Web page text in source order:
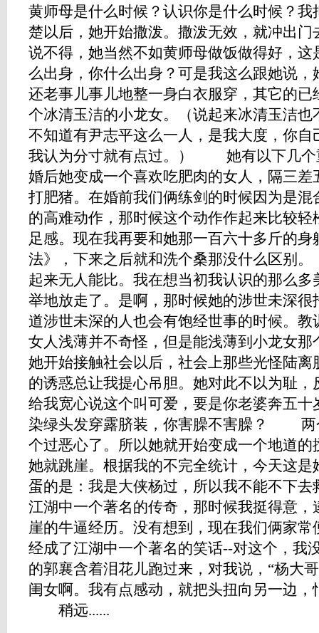
黄师母是什么时候？认识你是什么时候？
楚以后，她开始撒泼。撒泼无效，就冲出
说不得，她当然不如黄师母做饭做得好，
么出身，你什么出身？可是我这么跟她
还老事儿事儿地整一身白衣服穿，其它的
个冰清玉洁的小龙女。（说起来冰清玉洁
不知道有尹志平这么一人，是我大度，你
我认为分寸就有点过。） 她有以下几个
婚后她变成一个喜欢吃肥肉的女人，隔三
打肥猪。在婚前我们俩练剑的时候因为是
的高难动作，那时候这个动作作起来比较
足感。现在我再要和她那一百六十多斤的
法》，下来之后就和洗个桑那没什么区
起来无人能比。我在想当初我认识的那么
举地放走了。是啊，那时候她的涉世未深
道涉世未深的人也会有饱经世事的时候
女人浅薄并不奇怪，但是能浅薄到小龙女
她开始接触社会以后，社会上那些光怪陆
的诱惑总让我提心吊胆。她对此不以为耻
给我宽心说这个叫可爱，要是你老婆奔五
染绿头发穿露脐装，你害臊不害臊？ 两
个过恶心了。所以她就开始变成一个地道
她就跳崖。根据我的不完全统计，今天这
蛋的是：我是大侠杨过，所以我不能不下
江湖中一个著名的传奇，那时候我挺得意
崖的牛逼经历。没有想到，现在我们俩家
经成了江湖中一个著名的笑话--对这个，我
的郭襄含着泪花儿跑过来，对我说，“杨大
闺女啊。我有点感动，就把头扭向另一边
稍远......